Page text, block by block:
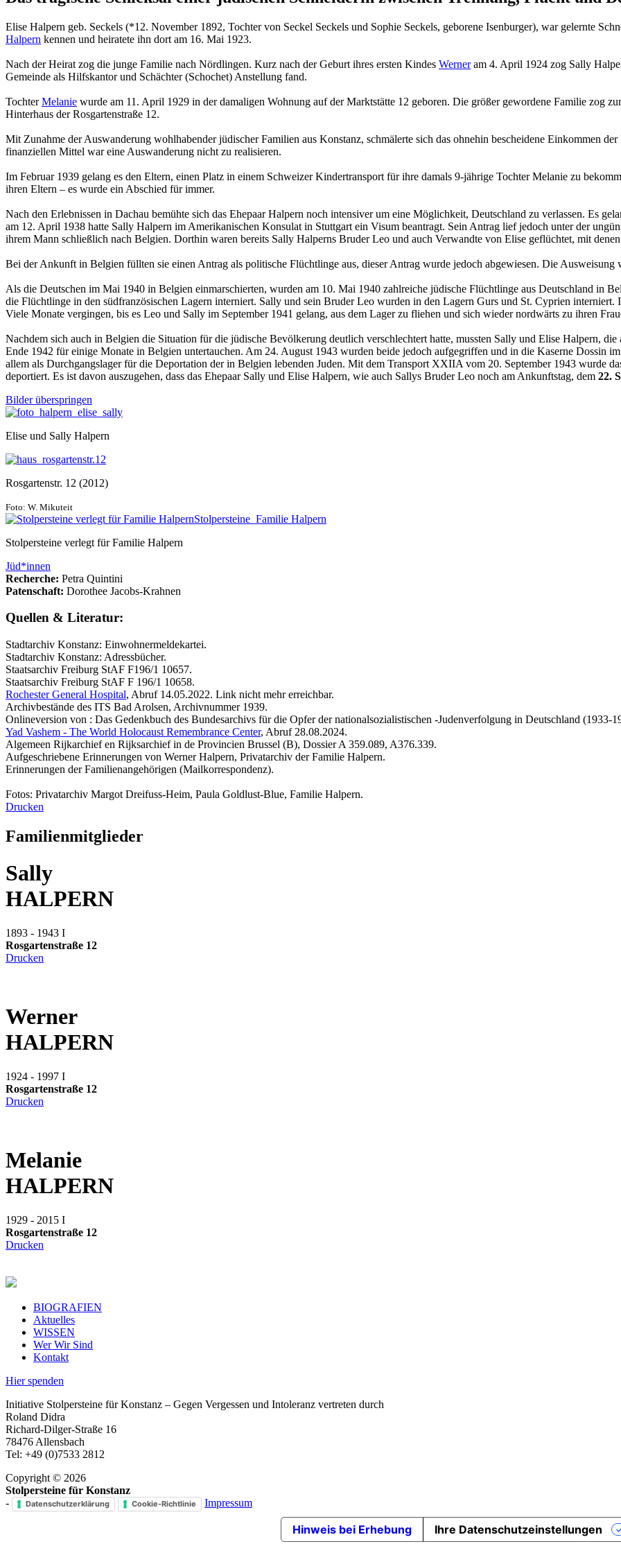
Elise Halpern geb. Seckels (*12. November 1892, Tochter von Seckel Seckels und Sophie Seckels, geborene Isenburger), war gelernte
Halpern kennen und heiratete ihn dort am 16. Mai 1923.
Nach der Heirat zog die junge Familie nach Nördlingen. Kurz nach der Geburt ihres ersten Kindes Werneram 4. April 1924 zog Sally
Gemeinde als Hilfskantor und Schächter (Schochet) Anstellung fand.
TochterMelanie wurde am 11. April 1929 in der damaligen Wohnung auf der Marktstätte 12 geboren. Die größer gewordene Familie zog
Hinterhaus der Rosgartenstraße 12.
Mit Zunahme der Auswanderung wohlhabender jüdischer Familien aus Konstanz, schmälerte sich das ohnehin bescheidene Einkommen
finanziellen Mittel war eine Auswanderung nicht zu realisieren.
Im Februar 1939 gelang es den Eltern, einen Platz in einem Schweizer Kindertransport für ihre damals 9‑jährige Tochter Melanie zu
ihren Eltern – es wurde ein Abschied für immer.
Nach den Erlebnissen in Dachau bemühte sich das Ehepaar Halpern noch intensiver um eine Möglichkeit, Deutschland zu verlassen. Es
am 12. April 1938 hatte Sally Halpern im Amerikanischen Konsulat in Stuttgart ein Visum beantragt. Sein Antrag lief jedoch unter der
ihrem Mann schließlich nach Belgien. Dorthin waren bereits Sally Halperns Bruder Leo und auch Verwandte von Elise geflüchtet, mit
Bei der Ankunft in Belgien füllten sie einen Antrag als politische Flüchtlinge aus, dieser Antrag wurde jedoch abgewiesen. Die Ausweisung
Als die Deutschen im Mai 1940 in Belgien ein­marschierten, wurden am 10. Mai 1940 zahlreiche jüdische Flüchtlinge aus Deutschland in
die Flüchtlinge in den südfranzösischen Lagern interniert. Sally und sein Bruder Leo wurden in den Lagern Gurs und St. Cyprien interniert.
Viele Monate vergingen, bis es Leo und Sally im September 1941 gelang, aus dem Lager zu fliehen und sich wieder nordwärts zu ihren
Nachdem sich auch in Belgien die Situation für die jüdische Bevölkerung deutlich verschlechtert hatte, mussten Sally und Elise Halpern,
Ende 1942 für einige Monate in Belgien untertauchen. Am 24. August 1943 wurden beide jedoch aufgegriffen und in die Kaserne Dossin
allem als Durchgangslager für die Deportation der in Belgien lebenden Juden. Mit dem Transport XXIIA vom 20. September 1943 wurde
deportiert. Es ist davon auszugehen, dass das Ehepaar Sally und Elise Halpern, wie auch Sallys Bruder Leo noch am Ankunftstag, dem 22.
Bilder überspringen
Elise und Sally Halpern
Rosgartenstr. 12 (2012)
Foto: W. Mikuteit
Stolpersteine verlegt für Familie Halpern
Jüd*innen
Recherche: Petra Quintini
Patenschaft: Dorothee Jacobs-Krahnen
Quellen & Literatur:
Stadtarchiv Konstanz: Einwohnermeldekartei.
Stadtarchiv Konstanz: Adressbücher.
Staatsarchiv Freiburg StAF F196/1 10657.
Staatsarchiv Freiburg StAF F 196/1 10658.
Rochester General Hospital, Abruf 14.05.2022. Link nicht mehr erreichbar.
Archivbestände des ITS Bad Arolsen, Archivnummer 1939.
Onlineversion von : Das Gedenkbuch des Bundesarchivs für die Opfer der nationalsozialistischen -Judenverfolgung in Deutschland (1933-
Yad Vashem - The World Holocaust Remembrance Center, Abruf 28.08.2024.
Algemeen Rijkarchief en Rijksarchief in de Provincien Brussel (B), Dossier A 359.089, A376.339.
Aufgeschriebene Erinnerungen von Werner Halpern, Privatarchiv der Familie Halpern.
Erinnerungen der Familienangehörigen (Mailkorrespondenz).
Fotos: Privatarchiv Margot Dreifuss-Heim, Paula Goldlust-Blue, Familie Halpern.
Drucken
Familienmitglieder
Sally
HALPERN
1893 - 1943 I
Rosgartenstraße 12
Drucken
Werner
HALPERN
1924 - 1997 I
Rosgartenstraße 12
Drucken
Melanie
HALPERN
1929 - 2015 I
Rosgartenstraße 12
Drucken
BIOGRAFIEN
Aktuelles
WISSEN
Wer Wir Sind
Kontakt
Hier spenden
Initiative Stolpersteine für Konstanz – Gegen Vergessen und Intoleranz vertreten durch
Roland Didra
Richard-Dilger-Straße 16
78476 Allensbach
Tel: +49 (0)7533 2812
Copyright © 2026
Stolpersteine für Konstanz
-
Datenschutzerklärung Cookie-Richtlinie Impressum
Hinweis bei Erhebung Ihre Datenschutzeinstellungen